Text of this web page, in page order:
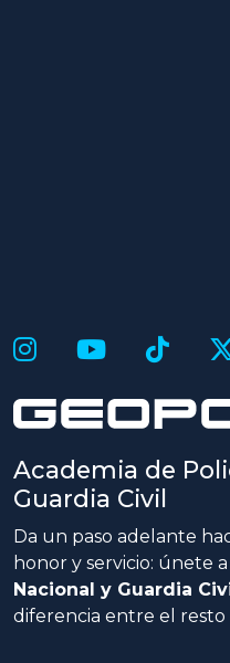
Academia de
Guardia Civil
Da un paso adelante
honor y servicio: únete a
Nacional y Guardia
diferencia entre el resto